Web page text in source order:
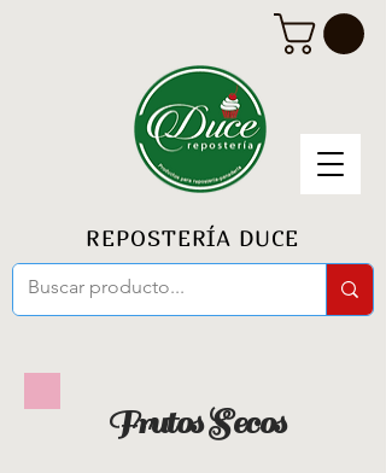
REPOSTERÍA DUCE
Frutos Secos